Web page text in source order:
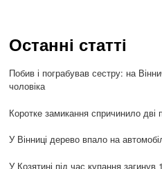
Останні статті
Побив і пограбував сестру: на
чоловіка
Коротке замикання спричинило дві
У Вінниці дерево впало на
У Козятині під час купання загинув